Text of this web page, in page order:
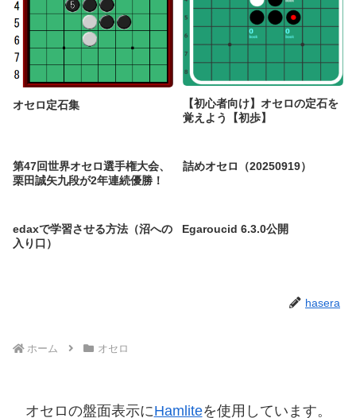
オセロ定石集
【初心者向け】オセロの定石を
覚えよう【初歩】
第47回世界オセロ選手権大会、
栗田誠矢九段が2年連続優勝！
詰めオセロ（20250919）
edaxで学習させる方法（沼への
入り口）
Egaroucid 6.3.0公開
hasera
ホーム オセロ
オセロの盤面表示にHamliteを使用しています。